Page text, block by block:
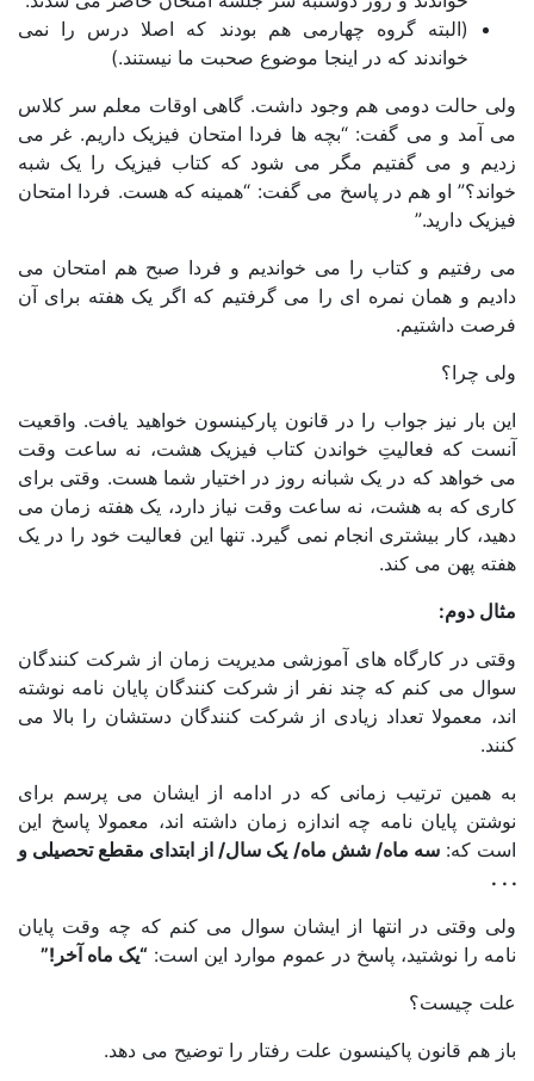
(البته گروه چهارمی هم بودند که اصلا درس را نمی
خواندند که در اینجا موضوع صحبت ما نیستند.)
حالت دومی هم وجود داشت. گاهی اوقات معلم سر کلاس
آمد و می گفت: “بچه ها فردا امتحان فیزیک داریم. غر می
و می گفتیم مگر می شود که کتاب فیزیک را یک شبه
او هم در پاسخ می گفت: “همینه که هست. فردا امتحان
دارید.”
رفتیم و کتاب را می خواندیم و فردا صبح هم امتحان می
و همان نمره ای را می گرفتیم که اگر یک هفته برای آن
داشتیم.
چرا؟
بار نیز جواب را در قانون پارکینسون خواهید یافت. واقعیت
که فعالیتِ خواندن کتاب فیزیک هشت، نه ساعت وقت
خواهد که در یک شبانه روز در اختیار شما هست. وقتی برای
که به هشت، نه ساعت وقت نیاز دارد، یک هفته زمان می
کار بیشتری انجام نمی گیرد. تنها این فعالیت خود را در یک
پهن می کند.
دوم:
در کارگاه های آموزشی مدیریت زمان از شرکت کنندگان
می کنم که چند نفر از شرکت کنندگان پایان نامه نوشته
معمولا تعداد زیادی از شرکت کنندگان دستشان را بالا می
همین ترتیب زمانی که در ادامه از ایشان می پرسم برای
پایان نامه چه اندازه زمان داشته اند، معمولا پاسخ این
که: سه ماه/ شش ماه/ یک سال/ از ابتدای مقطع تحصیلی و
وقتی در انتها از ایشان سوال می کنم که چه وقت پایان
را نوشتید، پاسخ در عموم موارد این است:“یک ماه آخر!”
چیست؟
هم قانون پاکینسون علت رفتار را توضیح می دهد.